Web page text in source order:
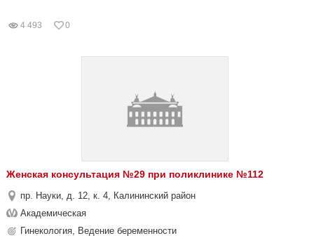
4 493 0
Женская консультация №29 при поликлинике №112
пр. Науки, д. 12, к. 4, Калининский район
Академическая
Гинекология, Ведение беременности